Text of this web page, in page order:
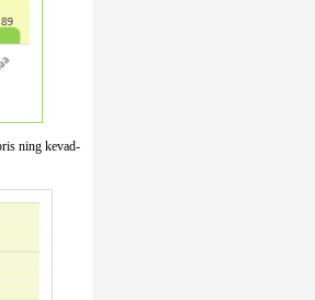
ning kevad-